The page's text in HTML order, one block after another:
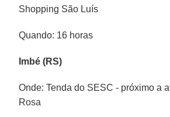
Shopping São Luís
Quando: 16 horas
Imbé (RS)
Onde: Tenda do SESC - próximo a
Rosa